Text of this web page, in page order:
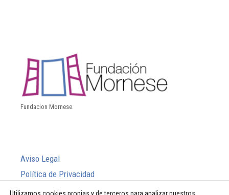
Fundacion Mornese.
Aviso Legal
Política de Privacidad
Política de Cookies